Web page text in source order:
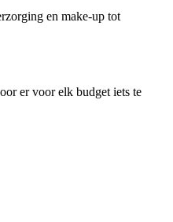
en make-up tot
er voor elk budget iets te